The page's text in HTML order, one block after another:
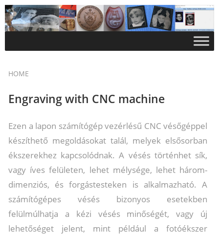
HOME
Engraving with CNC machine
Ezen a lapon számítógép vezérlésű CNC vésőgéppel
készíthető megoldásokat talál, melyek elsősorban
ékszerekhez kapcsolódnak. A vésés történhet sík,
vagy íves felületen, lehet mélysége, lehet három-
dimenziós, és forgástesteken is alkalmazható. A
számítógépes vésés bizonyos esetekben
felülmúlhatja a kézi vésés minőségét, vagy új
lehetőséget jelent, mint például a fotóékszer